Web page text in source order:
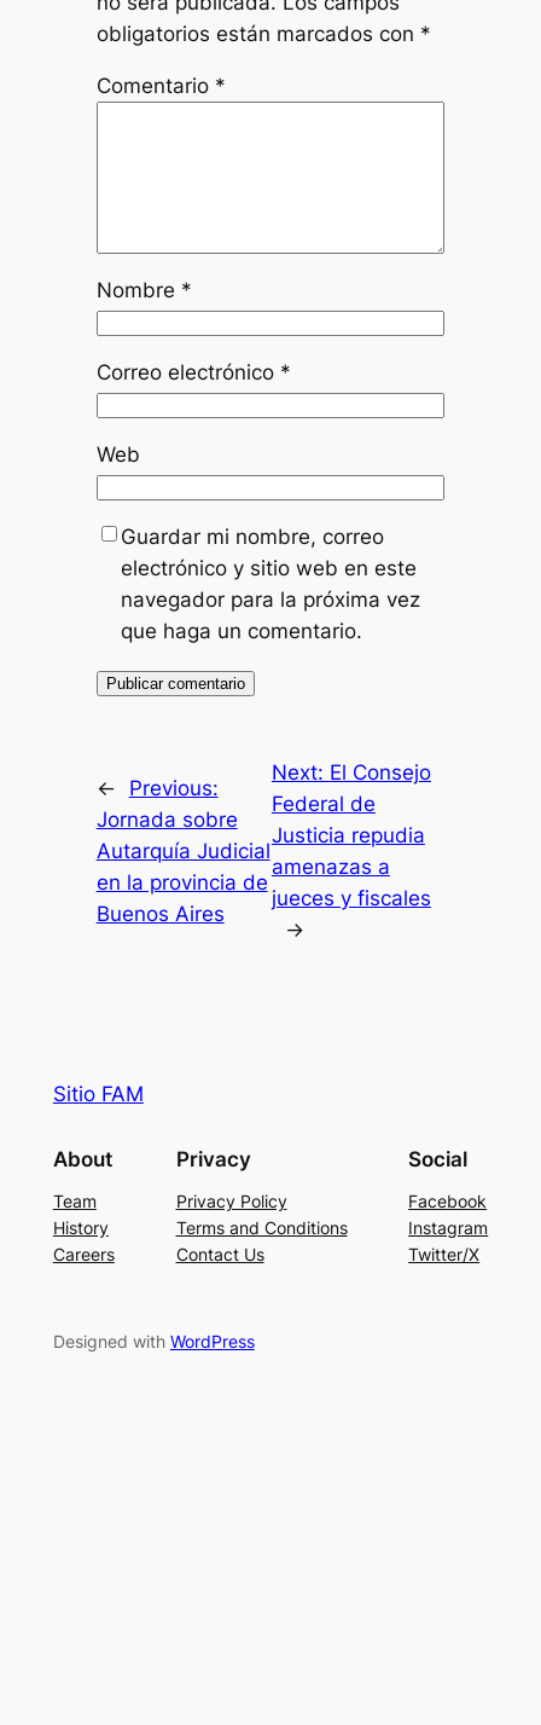
obligatorios están marcados con *
Comentario *
Nombre *
Correo electrónico *
Web
Guardar mi nombre, correo
electrónico y sitio web en este
navegador para la próxima vez
que haga un comentario.
←
Previous:
Jornada sobre
Autarquía Judicial
en la provincia de
Buenos Aires
Next: El Consejo
Federal de
Justicia repudia
amenazas a
jueces y fiscales
→
Sitio FAM
About
Team
History
Careers
Privacy
Privacy Policy
Terms and Conditions
Contact Us
Social
Facebook
Instagram
Twitter/X
Designed with WordPress